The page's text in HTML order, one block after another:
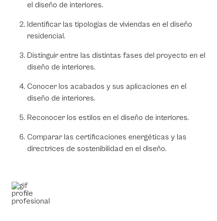
el diseño de interiores.
Identificar las tipologías de viviendas en el diseño
residencial.
Distinguir entre las distintas fases del proyecto en el
diseño de interiores.
Conocer los acabados y sus aplicaciones en el
diseño de interiores.
Reconocer los estilos en el diseño de interiores.
Comparar las certificaciones energéticas y las
directrices de sostenibilidad en el diseño.